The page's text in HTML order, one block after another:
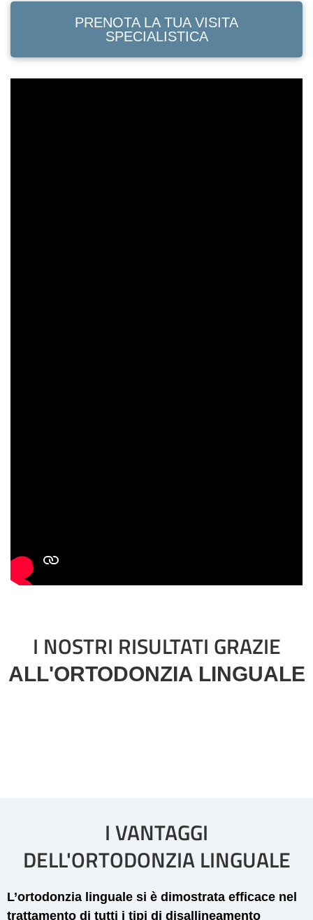
PRENOTA LA TUA VISITA
SPECIALISTICA
I NOSTRI RISULTATI GRAZIE
ALL'ORTODONZIA LINGUALE
I VANTAGGI
DELL'ORTODONZIA LINGUALE
L’ortodonzia linguale si è dimostrata efficace nel
trattamento di tutti i tipi di disallineamento